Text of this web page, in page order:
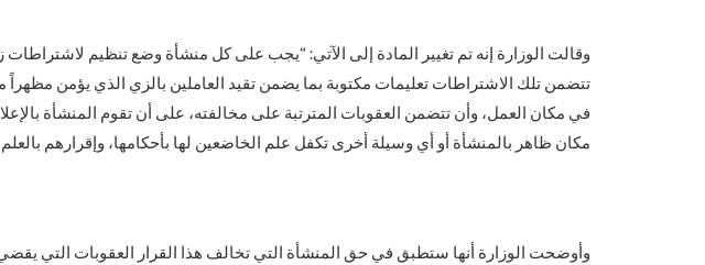
وقالت الوزارة إنه تم تغيير المادة إلى الآتي: “يجب على كل منشأة وضع تنظيم لاشتراطات
تتضمن تلك الاشتراطات تعليمات مكتوبة بما يضمن تقيد العاملين بالزي الذي يؤمن مظهراً
في مكان العمل، وأن تتضمن العقوبات المترتبة على مخالفته، على أن تقوم المنشأة
مكان ظاهر بالمنشأة أو أي وسيلة أخرى تكفل علم الخاضعين لها بأحكامها، وإقرارهم بالعلم
وأوضحت الوزارة أنها ستطبق في حق المنشأة التي تخالف هذا القرار العقوبات التي يقضي